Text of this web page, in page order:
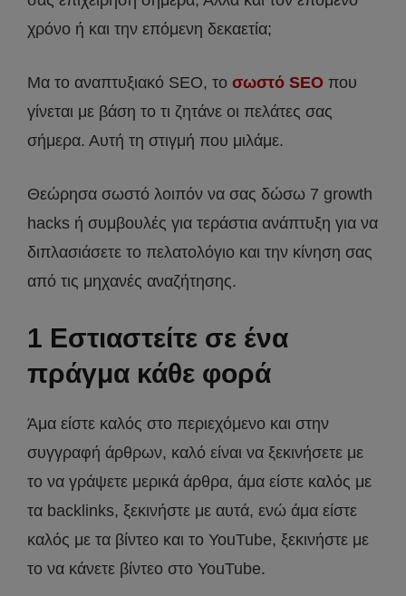
χρόνο ή και την επόμενη δεκαετία;
Μα το αναπτυξιακό SEO, το σωστό SEO που
γίνεται με βάση το τι ζητάνε οι πελάτες σας
σήμερα. Αυτή τη στιγμή που μιλάμε.
Θεώρησα σωστό λοιπόν να σας δώσω 7 growth
hacks ή συμβουλές για τεράστια ανάπτυξη για να
διπλασιάσετε το πελατολόγιο και την κίνηση σας
από τις μηχανές αναζήτησης.
1 Εστιαστείτε σε ένα
πράγμα κάθε φορά
Άμα είστε καλός στο περιεχόμενο και στην
συγγραφή άρθρων, καλό είναι να ξεκινήσετε με
το να γράψετε μερικά άρθρα, άμα είστε καλός με
τα backlinks, ξεκινήστε με αυτά, ενώ άμα είστε
καλός με τα βίντεο και το YouTube, ξεκινήστε με
το να κάνετε βίντεο στο YouTube.